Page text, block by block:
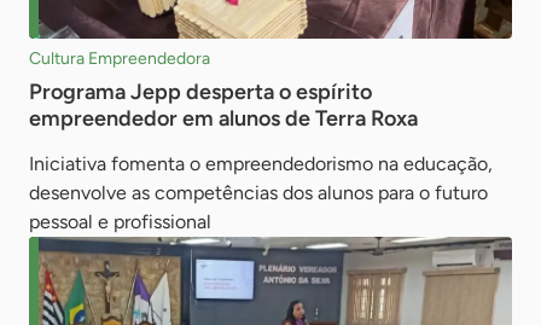
Cultura Empreendedora
Programa Jepp desperta o espírito
empreendedor em alunos de Terra Roxa
Iniciativa fomenta o empreendedorismo na educação,
desenvolve as competências dos alunos para o futuro
pessoal e profissional